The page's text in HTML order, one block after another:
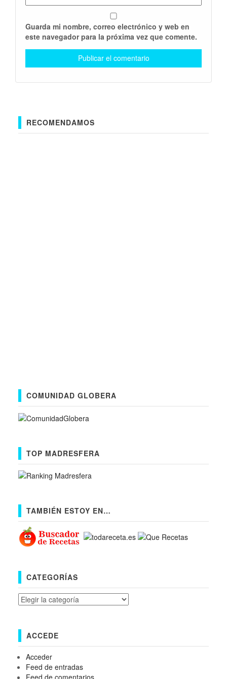
Guarda mi nombre, correo electrónico y web en
este navegador para la próxima vez que comente.
RECOMENDAMOS
COMUNIDAD GLOBERA
TOP MADRESFERA
TAMBIÉN ESTOY EN…
CATEGORÍAS
Categorías
ACCEDE
Acceder
Feed de entradas